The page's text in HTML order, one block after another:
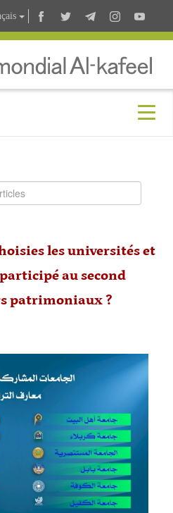
les universités et
au second
patrimoniaux ?